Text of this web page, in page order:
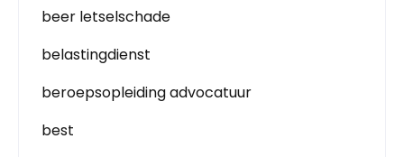
beer letselschade
belastingdienst
beroepsopleiding advocatuur
best